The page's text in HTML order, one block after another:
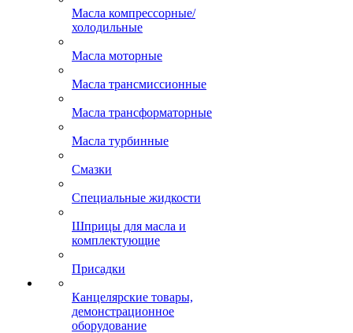
Масла компрессорные/
холодильные
Масла моторные
Масла трансмиссионные
Масла трансформаторные
Масла турбинные
Смазки
Специальные жидкости
Шприцы для масла и
комплектующие
Присадки
Канцелярские товары,
демонстрационное
оборудование